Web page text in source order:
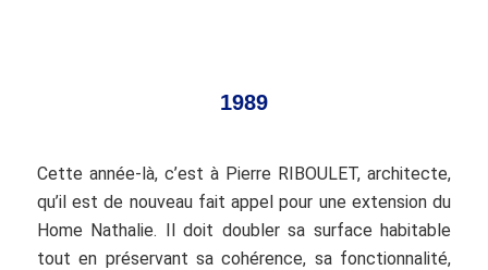
1989
Cette année-là, c’est à Pierre RIBOULET, architecte,
qu’il est de nouveau fait appel pour une extension du
Home Nathalie. Il doit doubler sa surface habitable
tout en préservant sa cohérence, sa fonctionnalité,